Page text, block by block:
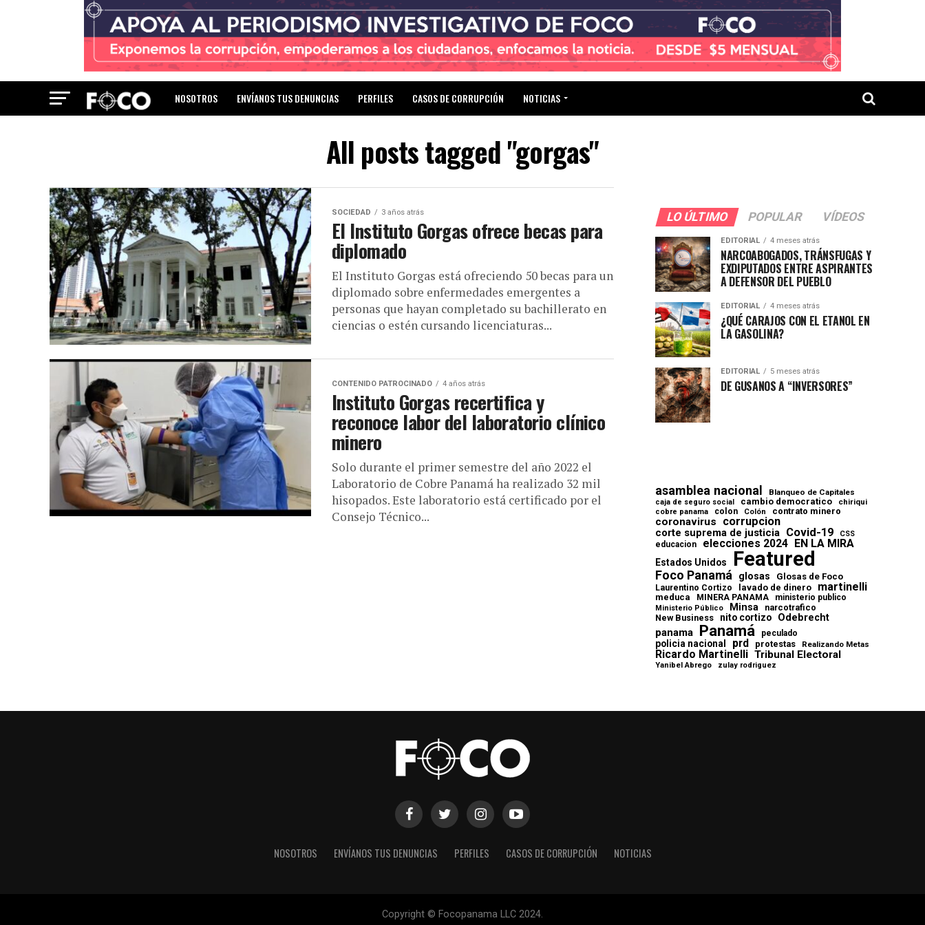
NOSOTROS ENVÍANOS TUS DENUNCIAS PERFILES CASOS DE CORRUPCIÓN NOTICIAS
All posts tagged "gorgas"
SOCIEDAD 3 años atrás
El Instituto Gorgas ofrece becas para
diplomado
El Instituto Gorgas está ofreciendo 50 becas para un
diplomado sobre enfermedades emergentes a
personas que hayan completado su bachillerato en
ciencias o estén cursando licenciaturas...
CONTENIDO PATROCINADO 4 años atrás
Instituto Gorgas recertifica y
reconoce labor del laboratorio clínico
minero
Solo durante el primer semestre del año 2022 el
Laboratorio de Cobre Panamá ha realizado 32 mil
hisopados. Este laboratorio está certificado por el
Consejo Técnico...
LO ÚLTIMO POPULAR VÍDEOS
EDITORIAL 4 meses atrás
NARCOABOGADOS, TRÁNSFUGAS Y
EXDIPUTADOS ENTRE ASPIRANTES
A DEFENSOR DEL PUEBLO
EDITORIAL 4 meses atrás
¿QUÉ CARAJOS CON EL ETANOL EN
LA GASOLINA?
EDITORIAL 5 meses atrás
DE GUSANOS A “INVERSORES”
asamblea nacional Blanqueo de Capitales
caja de seguro social cambio democratico chiriqui
cobre panama colon Colón contrato minero
coronavirus corrupcion
corte suprema de justicia Covid-19 CSS
educacion elecciones 2024 EN LA MIRA
Estados Unidos Featured
Foco Panamá glosas Glosas de Foco
Laurentino Cortizo lavado de dinero martinelli
meduca MINERA PANAMA ministerio publico
Ministerio Público Minsa
narcotrafico
New Business
nito cortizo
Odebrecht
panama Panamá peculado
policia nacional prd protestas Realizando Metas
Ricardo Martinelli Tribunal Electoral
Yanibel Abrego zulay rodriguez
NOSOTROS ENVÍANOS TUS DENUNCIAS PERFILES CASOS DE CORRUPCIÓN NOTICIAS
Copyright © Focopanama LLC 2024.